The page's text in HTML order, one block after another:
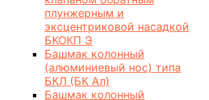
плунжерным и
эксцентриковой насадкой
БКОКП Э
Башмак колонный
(алюминиевый нос) типа
БКЛ (БК Ал)
Башмак колонный